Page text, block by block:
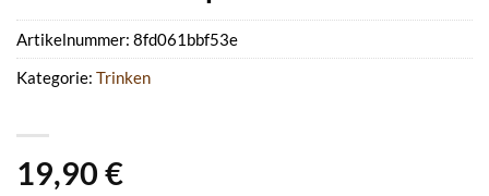
19,90 €
Artikelnummer: 8fd061bbf53e
Kategorie: Trinken